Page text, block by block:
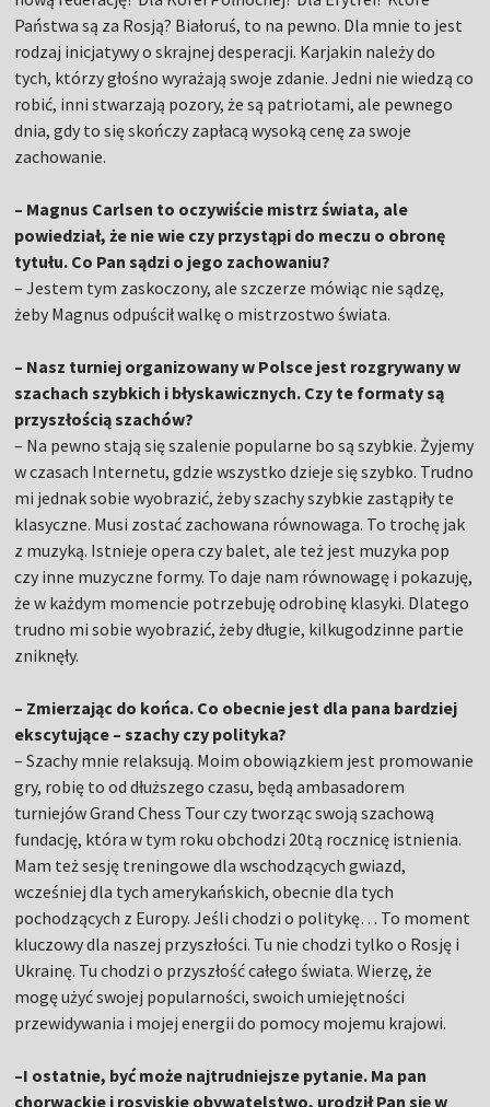
Państwa są za Rosją? Białoruś, to na pewno. Dla mnie to jest
rodzaj inicjatywy o skrajnej desperacji. Karjakin należy do
tych, którzy głośno wyrażają swoje zdanie. Jedni nie wiedzą co
robić, inni stwarzają pozory, że są patriotami, ale pewnego
dnia, gdy to się skończy zapłacą wysoką cenę za swoje
zachowanie.
– Magnus Carlsen to oczywiście mistrz świata, ale
powiedział, że nie wie czy przystąpi do meczu o obronę
tytułu. Co Pan sądzi o jego zachowaniu?
– Jestem tym zaskoczony, ale szczerze mówiąc nie sądzę,
żeby Magnus odpuścił walkę o mistrzostwo świata.
– Nasz turniej organizowany w Polsce jest rozgrywany w
szachach szybkich i błyskawicznych. Czy te formaty są
przyszłością szachów?
– Na pewno stają się szalenie popularne bo są szybkie. Żyjemy
w czasach Internetu, gdzie wszystko dzieje się szybko. Trudno
mi jednak sobie wyobrazić, żeby szachy szybkie zastąpiły te
klasyczne. Musi zostać zachowana równowaga. To trochę jak
z muzyką. Istnieje opera czy balet, ale też jest muzyka pop
czy inne muzyczne formy. To daje nam równowagę i pokazuję,
że w każdym momencie potrzebuję odrobinę klasyki. Dlatego
trudno mi sobie wyobrazić, żeby długie, kilkugodzinne partie
zniknęły.
– Zmierzając do końca. Co obecnie jest dla pana bardziej
ekscytujące – szachy czy polityka?
– Szachy mnie relaksują. Moim obowiązkiem jest promowanie
gry, robię to od dłuższego czasu, będą ambasadorem
turniejów Grand Chess Tour czy tworząc swoją szachową
fundację, która w tym roku obchodzi 20tą rocznicę istnienia.
Mam też sesję treningowe dla wschodzących gwiazd,
wcześniej dla tych amerykańskich, obecnie dla tych
pochodzących z Europy. Jeśli chodzi o politykę… To moment
kluczowy dla naszej przyszłości. Tu nie chodzi tylko o Rosję i
Ukrainę. Tu chodzi o przyszłość całego świata. Wierzę, że
mogę użyć swojej popularności, swoich umiejętności
przewidywania i mojej energii do pomocy mojemu krajowi.
–I ostatnie, być może najtrudniejsze pytanie. Ma pan
chorwackie i rosyjskie obywatelstwo, urodził Pan się w